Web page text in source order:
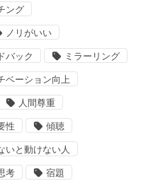
ング
ノリがいい
バック ミラーリング
ベーション向上
人間尊重
性 傾聴
いと動けない人
考 宿題